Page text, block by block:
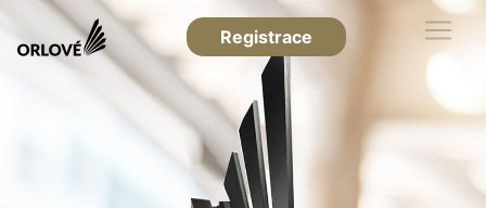
Registrace